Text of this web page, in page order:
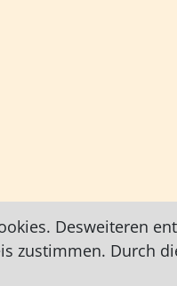
Desweiteren
zustimmen. Durch